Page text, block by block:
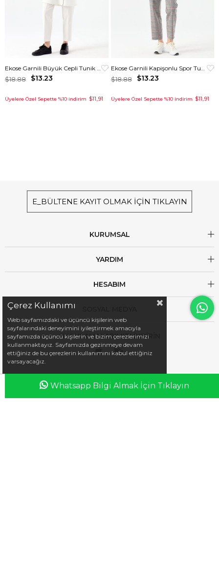
$13.23
$18.88
Üyelere Özel Sepette %10 indirim $11,91
$13.23
$18.88
Üyelere Özel Sepette %10 indirim $11,91
E_BÜLTENE KAYIT OLMAK İÇİN TIKLAYIN
KURUMSAL
YARDIM
HESABIM
UYGULAMALARIMIZI İNDİRİN
Whatsapp Bilgi Almak İçin Tıklayın
Çerez Kullanımı
Web sayfamızdaki ve üçüncü kişilerin web
sayfalarındaki deneyimini iyileştirmek amacıyla
sayfamızda üçüncü kişilerin ve bizim çerezlerimizi
kullanmaktayız. Sayfamızda gezinmeye devam
ettiğiniz de bu çerezlerin kullanımını kabul ettiğiniz
varsayacağız.
Anasayfa Favorilerim Sepetim Üye Girişi